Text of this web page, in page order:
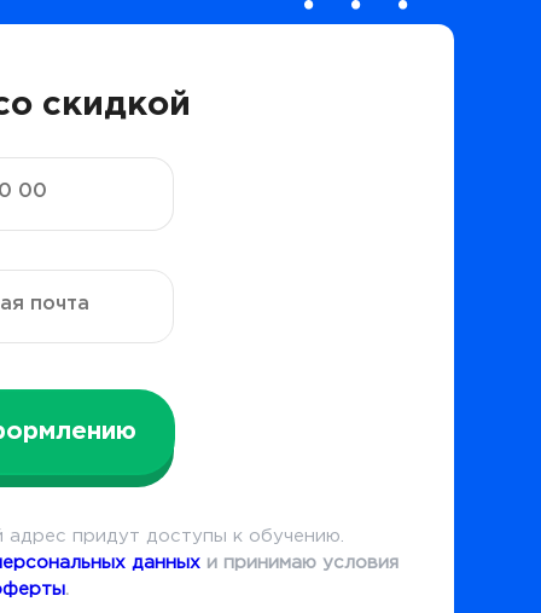
скидкой
придут доступы к обучению.
данныхи принимаю условия
.